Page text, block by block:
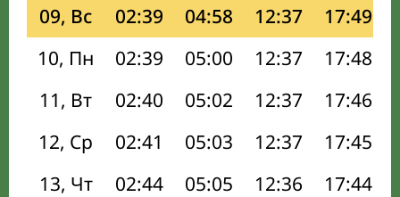
09, Вс
02:39 04:58 12:37 17:49
10, Пн
02:39 05:00 12:37 17:48
11, Вт
02:40 05:02 12:37 17:46
12, Ср
02:41 05:03 12:37 17:45
13, Чт
02:44 05:05 12:36 17:44